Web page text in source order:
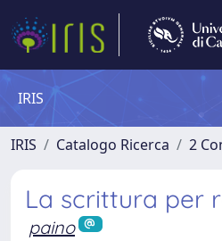
IRIS
IRIS Catalogo Ricerca 2
La scrittura per
paino